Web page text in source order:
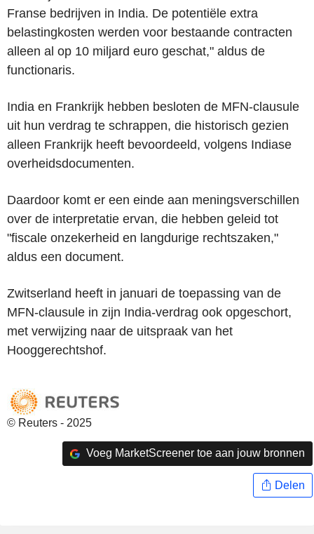
Franse bedrijven in India. De potentiële extra
belastingkosten werden voor bestaande contracten
alleen al op 10 miljard euro geschat," aldus de
functionaris.
India en Frankrijk hebben besloten de MFN-clausule
uit hun verdrag te schrappen, die historisch gezien
alleen Frankrijk heeft bevoordeeld, volgens Indiase
overheidsdocumenten.
Daardoor komt er een einde aan meningsverschillen
over de interpretatie ervan, die hebben geleid tot
"fiscale onzekerheid en langdurige rechtszaken,"
aldus een document.
Zwitserland heeft in januari de toepassing van de
MFN-clausule in zijn India-verdrag ook opgeschort,
met verwijzing naar de uitspraak van het
Hooggerechtshof.
© Reuters - 2025
Voeg MarketScreener toe aan jouw bronnen
Delen